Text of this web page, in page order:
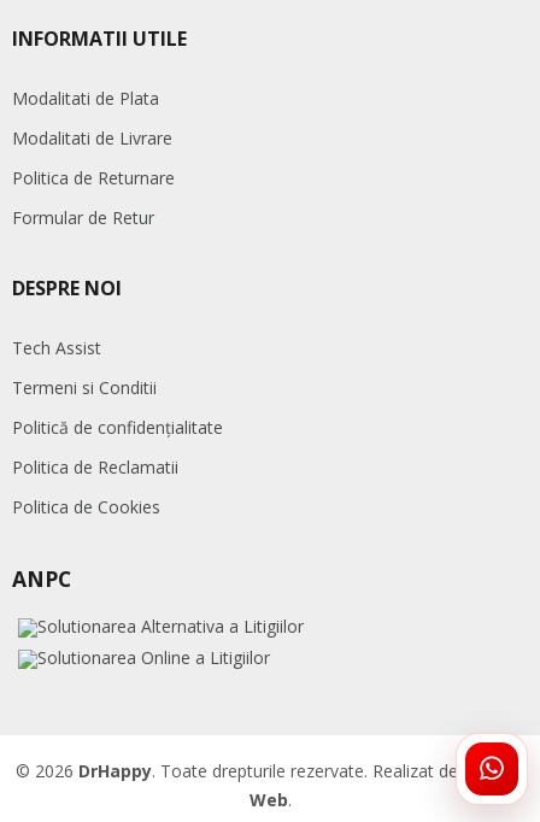
INFORMATII UTILE
Modalitati de Plata
Modalitati de Livrare
Politica de Returnare
Formular de Retur
DESPRE NOI
Tech Assist
Termeni si Conditii
Politică de confidențialitate
Politica de Reclamatii
Politica de Cookies
ANPC
© 2026 DrHappy. Toate drepturile rezervate. Realizat de
Accent
Web.